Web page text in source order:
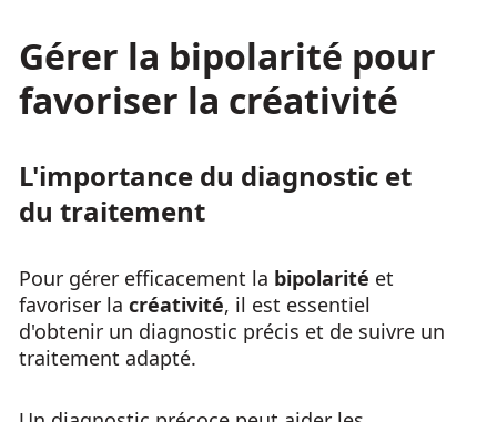
Gérer la bipolarité pour
favoriser la créativité
L'importance du diagnostic et
du traitement
Pour gérer efficacement la bipolarité et
favoriser la créativité, il est essentiel
d'obtenir un diagnostic précis et de suivre un
traitement adapté.